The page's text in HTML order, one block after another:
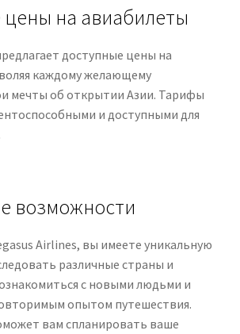
на авиабилеты
доступные цены на
каждому желающему
мечты об открытии Азии. Тарифы
и доступными для
возможности
Airlines, вы имеете уникальную
различные страны и
с новыми людьми и
опытом путешествия.
вам спланировать ваше